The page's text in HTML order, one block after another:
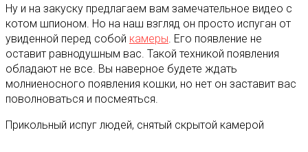
Ну и на закуску предлагаем вам замечательное видео с
котом шпионом. Но на наш взгляд он просто испуган от
увиденной перед собой камеры. Его появление не
оставит равнодушным вас. Такой техникой появления
обладают не все. Вы наверное будете ждать
молниеносного появления кошки, но нет он заставит вас
поволноваться и посмеяться.
Прикольный испуг людей, снятый скрытой камерой